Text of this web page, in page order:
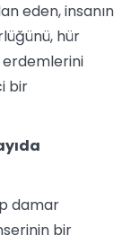
eden, insanın
hür
erdemlerini
bir
damar
bir